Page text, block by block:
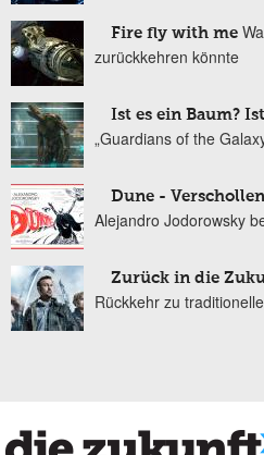
Fire fly with me
zurückkehren könnte
Ist es ein Baum?
„Guardians of the
Dune -
Alejandro Jodorowsky
Zurück in die
Rückkehr zu